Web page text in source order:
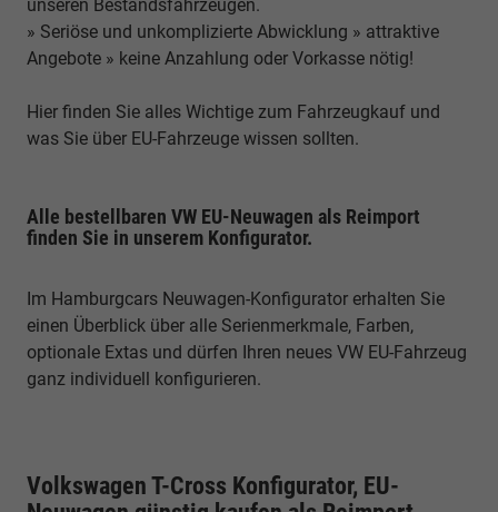
unseren Bestandsfahrzeugen.
» Seriöse und unkomplizierte Abwicklung » attraktive
Angebote » keine Anzahlung oder Vorkasse nötig!
Hier finden Sie alles Wichtige zum Fahrzeugkauf und
was Sie über EU-Fahrzeuge wissen sollten.
Alle bestellbaren VW EU-Neuwagen als Reimport
finden Sie in unserem Konfigurator.
Im Hamburgcars Neuwagen-Konfigurator erhalten Sie
einen Überblick über alle Serienmerkmale, Farben,
optionale Extas und dürfen Ihren neues VW EU-Fahrzeug
ganz individuell konfigurieren.
Volkswagen T-Cross Konfigurator, EU-